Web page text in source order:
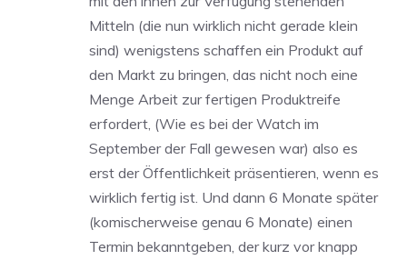
Mitteln (die nun wirklich nicht gerade klein
sind) wenigstens schaffen ein Produkt auf
den Markt zu bringen, das nicht noch eine
Menge Arbeit zur fertigen Produktreife
erfordert, (Wie es bei der Watch im
September der Fall gewesen war) also es
erst der Öffentlichkeit präsentieren, wenn es
wirklich fertig ist. Und dann 6 Monate später
(komischerweise genau 6 Monate) einen
Termin bekanntgeben, der kurz vor knapp